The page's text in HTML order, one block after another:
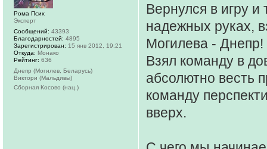
Вернулся в игру
надежных руках,
Могилева - Днепр!
Взял команду в
абсолютно весть
команду
вверх.
Рома Псих
Эксперт
Сообщений: 43393
Благодарностей: 4895
Зарегистрирован: 15 янв 2012, 19:21
Откуда: Монако
Рейтинг: 636
Днепр (Могилев, Беларусь)
Виктори (Мальдивы)
Сборная Косово (нац.)